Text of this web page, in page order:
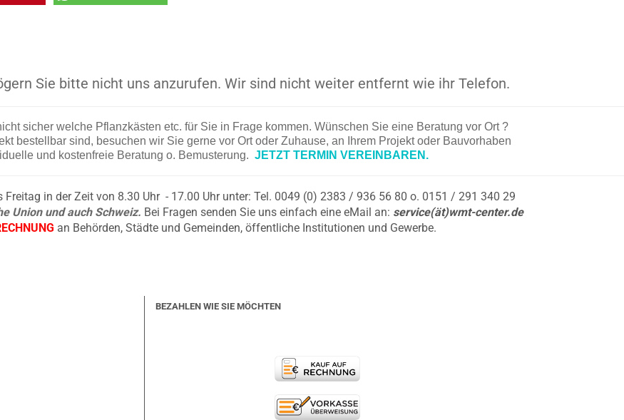
Sie bitte nicht uns anzurufen. Wir sind nicht weiter entfernt wie ihr Telefon.
sicher welche Pflanzkästen etc. für Sie in Frage kommen. Wünschen Sie eine Beratung vor Ort ?
bestellbar sind, besuchen wir Sie gerne vor Ort oder Zuhause, an Ihrem Projekt oder Bauvorhaben
und kostenfreie Beratung o. Bemusterung. JETZT TERMIN VEREINBAREN.
in der Zeit von 8.30 Uhr - 17.00 Uhr unter: Tel. 0049 (0) 2383 / 936 56 80 o. 0151 / 291 340 29
Union und auch Schweiz. Bei Fragen senden Sie uns einfach eine eMail an: service(ät)wmt-center.de
an Behörden, Städte und Gemeinden, öffentliche Institutionen und Gewerbe.
BEZAHLEN WIE SIE MÖCHTEN